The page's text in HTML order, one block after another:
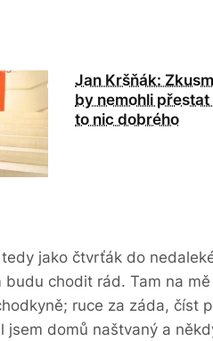
Jan Kršňák:
by nemohli
to nic dobrého
jako čtvrťák do
budu chodit rád. Tam na
ruce za záda, číst
jsem domů naštvaný a